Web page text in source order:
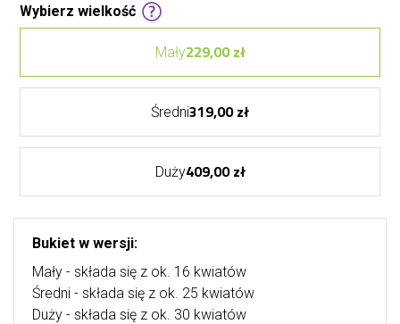
Wybierz wielkość
Mały229,00 zł
Średni319,00 zł
Duży409,00 zł
Bukiet w wersji:
Mały - składa się z ok. 16 kwiatów
Średni - składa się z ok. 25 kwiatów
Duży - składa się z ok. 30 kwiatów